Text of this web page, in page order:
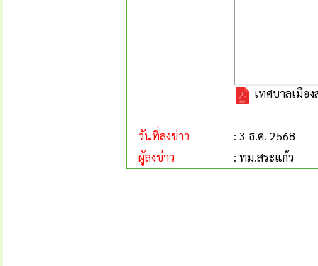
เทศบาลเมือ
วันที่ลงข่าว
: 3 ธ.ค. 2568
ผู้ลงข่าว
: ทม.สระแก้ว